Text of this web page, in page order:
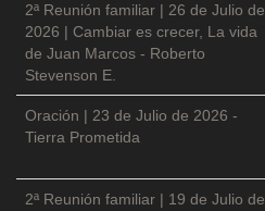
2ª Reunión familiar | 26 de Julio de
2026 | Cambiar es crecer, La vida
de Juan Marcos - Roberto
Stevenson E.
Oración | 23 de Julio de 2026 -
Tierra Prometida
2ª Reunión familiar | 19 de Julio de